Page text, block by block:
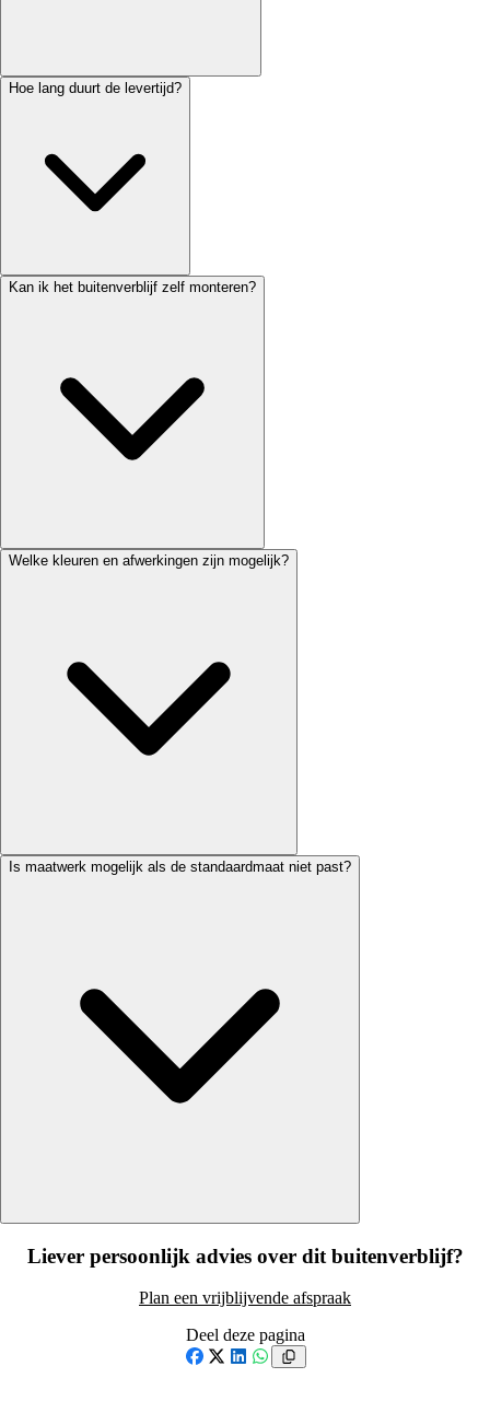
Hoe lang duurt de levertijd?
Kan ik het buitenverblijf zelf monteren?
Welke kleuren en afwerkingen zijn mogelijk?
Is maatwerk mogelijk als de standaardmaat niet past?
Liever persoonlijk advies over dit buitenverblijf?
Plan een vrijblijvende afspraak
Deel deze pagina